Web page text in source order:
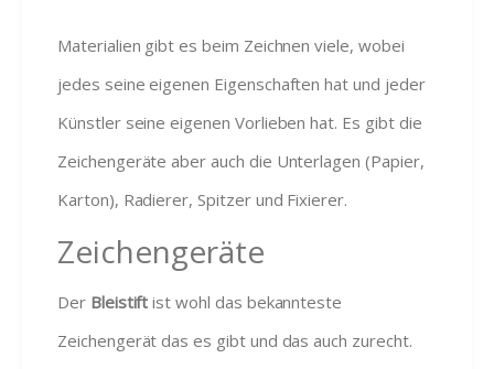
Materialien gibt es beim Zeichnen viele, wobei
jedes seine eigenen Eigenschaften hat und jeder
Künstler seine eigenen Vorlieben hat. Es gibt die
Zeichengeräte aber auch die Unterlagen (Papier,
Karton), Radierer, Spitzer und Fixierer.
Zeichengeräte
Der Bleistift ist wohl das bekannteste
Zeichengerät das es gibt und das auch zurecht.